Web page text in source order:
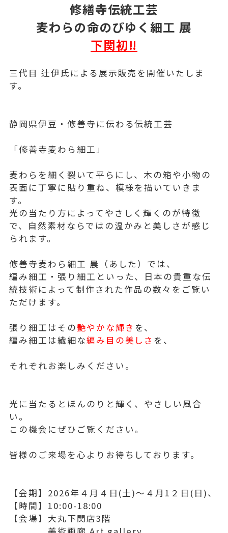
修繕寺伝統工芸
麦わらの命のびゆく細工 展
下関初‼
三代目 辻伊氏による展示販売を開催いたしま
す。
静岡県伊豆・修善寺に伝わる伝統工芸
「修善寺麦わら細工」
麦わらを細く裂いて平らにし、木の箱や小物の
表面に丁寧に貼り重ね、模様を描いていきま
す。
光の当たり方によってやさしく輝くのが特徴
で、自然素材ならではの温かみと美しさが感じ
られます。
修善寺麦わら細工 晨（あした）では、
編み細工・張り細工といった、日本の貴重な伝
統技術によって制作された作品の数々をご覧い
ただけます。
張り細工はその艶やかな輝き を、
編み細工は繊細な編み目の美しさ を、
それぞれお楽しみください。
光に当たるとほんのりと輝く、やさしい風合
い。
この機会にぜひご覧ください。
皆様のご来場を心よりお待ちしております。
【会期】2026年４月４日(土)～４月1２日(日)、
【時間】10:00-18:00
【会場】大丸下関店3階